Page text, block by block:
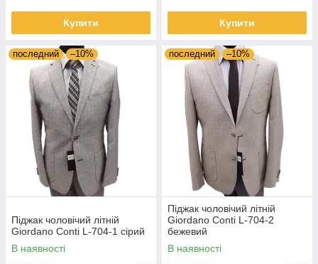
Купити Купити
последний –10%
Піджак чоловічий літній
Giordano Conti L-704-1 сірий
В наявності
последний –10%
Піджак чоловічий літній
Giordano Conti L-704-2
бежевий
В наявності